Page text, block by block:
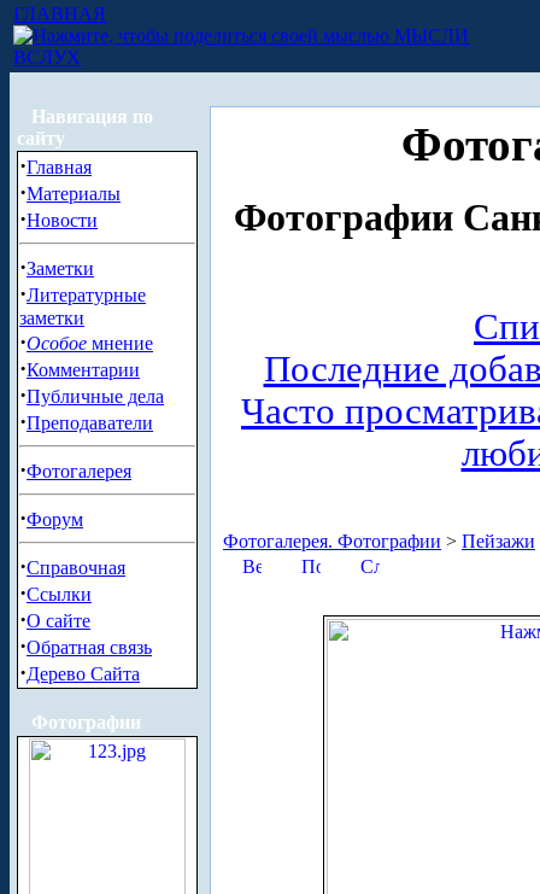
ГЛАВНАЯ
МЫСЛИ
ВСЛУХ
Навигация по
сайту
·Главная
·Материалы
·Новости
·Заметки
·Литературные
заметки
·Особое мнение
·Комментарии
·Публичные дела
·Преподаватели
·Фотогалерея
·Форум
·Справочная
·Ссылки
·О сайте
·Обратная связь
·Дерево Сайта
Фотографии
Фотографии
Последние
Часто
Фотогалерея. Фотографии > Пейзажи